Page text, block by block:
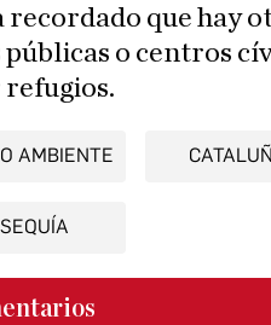
recordado que hay
o centros
AMBIENTE
SEQUÍA